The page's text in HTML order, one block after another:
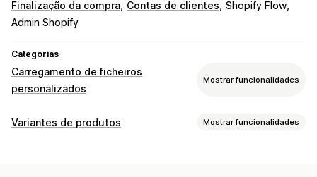
Finalização da compra Contas de clientes Shopify Flow
Admin Shopify
Categorias
Carregamento de ficheiros
personalizados
Mostrar funcionalidades
Tipos de ficheiro
Variantes de produtos Mostrar funcionalidades